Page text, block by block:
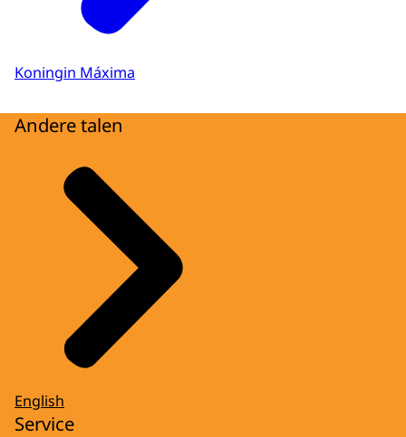
Koningin Máxima
Andere talen
English
Service